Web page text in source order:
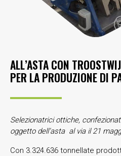
ALL’ASTA CON
PER LA PRODUZIONE DI
Selezionatrici ottiche,
oggetto dell’asta al via il 21
Con 3.324.636 tonnellate